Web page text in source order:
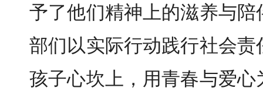
予了他们精神上的滋养与
部们以实际行动践行社会
孩子心坎上，用青春与爱